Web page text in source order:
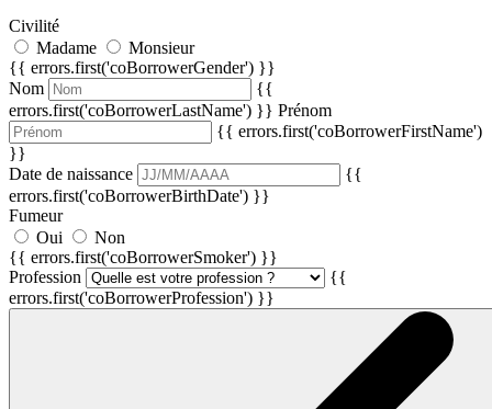
Civilité
Madame
Monsieur
{{ errors.first('coBorrowerGender') }}
Nom
{{
errors.first('coBorrowerLastName') }} Prénom
{{ errors.first('coBorrowerFirstName')
}}
Date de naissance
{{
errors.first('coBorrowerBirthDate') }}
Fumeur
Oui
Non
{{ errors.first('coBorrowerSmoker') }}
Profession
{{
errors.first('coBorrowerProfession') }}